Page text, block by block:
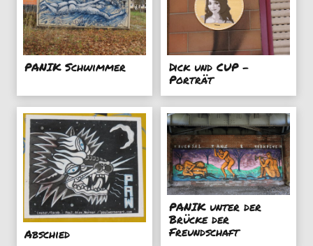
PANIK Schwimmer Dick und CUP -
Porträt
Abschied
PANIK unter der
Brücke der
Freundschaft